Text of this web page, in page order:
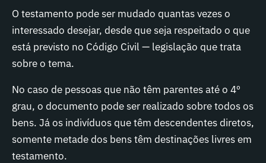
O testamento pode ser mudado quantas vezes o
interessado desejar, desde que seja respeitado o que
está previsto no Código Civil — legislação que trata
sobre o tema.
No caso de pessoas que não têm parentes até o 4º
grau, o documento pode ser realizado sobre todos os
bens. Já os indivíduos que têm descendentes diretos,
somente metade dos bens têm destinações livres em
testamento.